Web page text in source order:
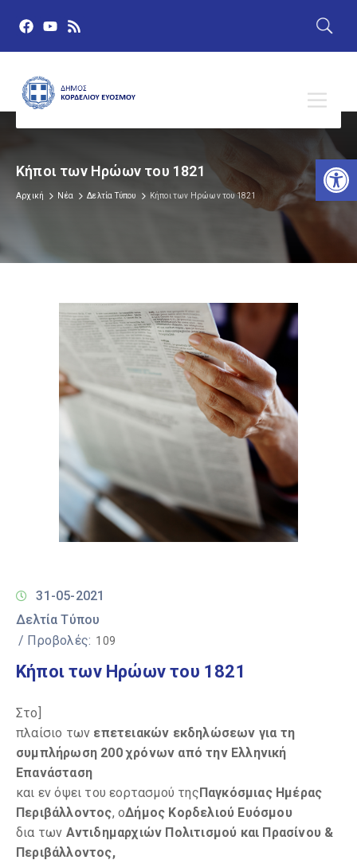
Κήποι των Ηρώων του 1821
Αρχική Νέα Δελτία Τύπου Κήποι των Ηρώων του 1821
31-05-2021
Δελτία Τύπου
/ Προβολές: 109
Κήποι των Ηρώων του 1821
Στο]
πλαίσιο των επετειακών εκδηλώσεων για τη
συμπλήρωση 200 χρόνων από την Ελληνική
Επανάσταση
και εν όψει του εορτασμού τηςΠαγκόσμιας Ημέρας
Περιβάλλοντος, οΔήμος Κορδελιού Ευόσμου
δια των Αντιδημαρχιών Πολιτισμού και Πρασίνου &
Περιβάλλοντος,